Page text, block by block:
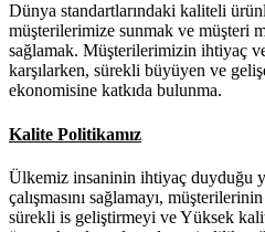
Dünya standartlarındaki kaliteli
müşterilerimize sunmak ve müşteri
sağlamak. Müşterilerimizin ihtiyaç
karşılarken, sürekli büyüyen ve
ekonomisine katkıda bulunma.
Kalite Politikamız
Ülkemiz insaninin ihtiyaç duyduğu
çalışmasını sağlamayı,
sürekli is geliştirmeyi ve Yüksek